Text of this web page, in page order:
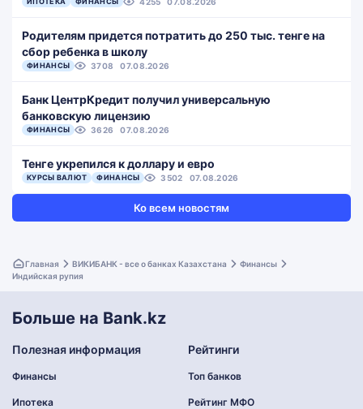
Родителям придется потратить до 250 тыс. тенге на
сбор ребенка в школу
ФИНАНСЫ 3708 07.08.2026
Банк ЦентрКредит получил универсальную
банковскую лицензию
ФИНАНСЫ 3626 07.08.2026
Тенге укрепился к доллару и евро
КУРСЫ ВАЛЮТ ФИНАНСЫ 3502 07.08.2026
Ко всем новостям
Главная ВИКИБАНК - все о банках Казахстана
Финансы
Индийская рупия
Больше на Bank.kz
Полезная информация
Финансы
Ипотека
Рейтинги
Топ банков
Рейтинг МФО